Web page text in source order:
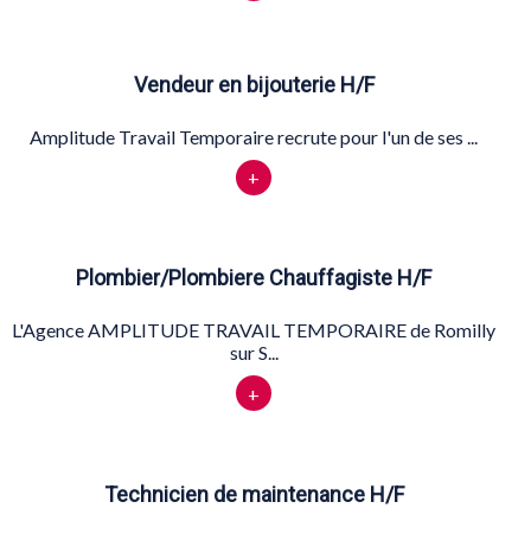
Vendeur en bijouterie H/F
Amplitude Travail Temporaire recrute pour l'un de ses ...
+
Plombier/Plombiere Chauffagiste H/F
L'Agence AMPLITUDE TRAVAIL TEMPORAIRE de Romilly
sur S...
+
Technicien de maintenance H/F